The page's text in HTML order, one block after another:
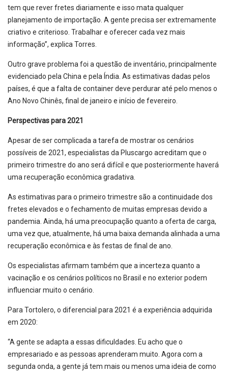
tem que rever fretes diariamente e isso mata qualquer
planejamento de importação. A gente precisa ser extremamente
criativo e criterioso. Trabalhar e oferecer cada vez mais
informação”, explica Torres.
Outro grave problema foi a questão de inventário, principalmente
evidenciado pela China e pela Índia. As estimativas dadas pelos
países, é que a falta de container deve perdurar até pelo menos o
Ano Novo Chinês, final de janeiro e início de fevereiro.
Perspectivas para 2021
Apesar de ser complicada a tarefa de mostrar os cenários
possíveis de 2021, especialistas da Pluscargo acreditam que o
primeiro trimestre do ano será difícil e que posteriormente haverá
uma recuperação econômica gradativa.
As estimativas para o primeiro trimestre são a continuidade dos
fretes elevados e o fechamento de muitas empresas devido a
pandemia. Ainda, há uma preocupação quanto a oferta de carga,
uma vez que, atualmente, há uma baixa demanda alinhada a uma
recuperação econômica e às festas de final de ano.
Os especialistas afirmam também que a incerteza quanto a
vacinação e os cenários políticos no Brasil e no exterior podem
influenciar muito o cenário.
Para Tortolero, o diferencial para 2021 é a experiência adquirida
em 2020:
“A gente se adapta a essas dificuldades. Eu acho que o
empresariado e as pessoas aprenderam muito. Agora com a
segunda onda, a gente já tem mais ou menos uma ideia de como